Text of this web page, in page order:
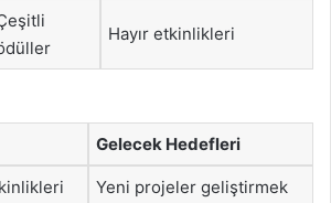
Hayır etkinlikleri
Gelecek Hedefleri
Yeni projeler geliştirmek